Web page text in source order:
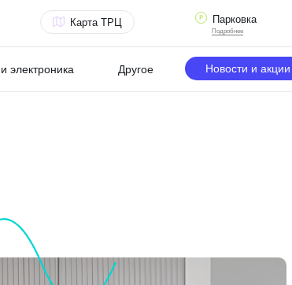
Подробнее
Парковка
Другое
электроника
Карта ТРЦ
Новости и акции